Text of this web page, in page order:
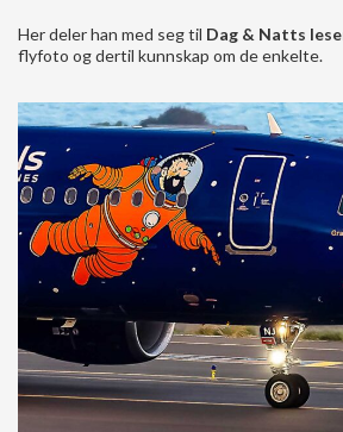
Her deler han med seg til Dag & Natts
flyfoto og dertil kunnskap om de enkelte.